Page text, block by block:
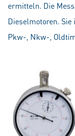
ermitteln. Die
Dieselmotoren.
Pkw-, Nkw-,